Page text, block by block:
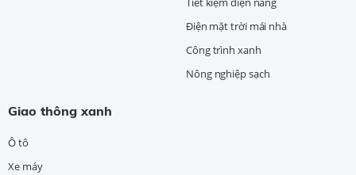
Điện mặt trời mái nhà
Công trình xanh
Nông nghiệp sạch
Giao thông xanh
Ô tô
Xe máy